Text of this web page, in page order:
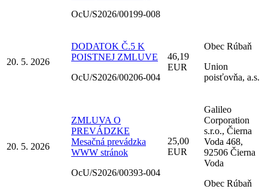
OcU/S2026/00199-008
20. 5. 2026
DODATOK Č.5 K
POISTNEJ ZMLUVE
OcU/S2026/00206-004
46,19
EUR
Obec Rúbaň
Union
poisťovňa, a.s.
20. 5. 2026
ZMLUVA O
PREVÁDZKE
Mesačná prevádzka
WWW stránok
OcU/S2026/00393-004
25,00
EUR
Galileo
Corporation
s.r.o., Čierna
Voda 468,
92506 Čierna
Voda
Obec Rúbaň